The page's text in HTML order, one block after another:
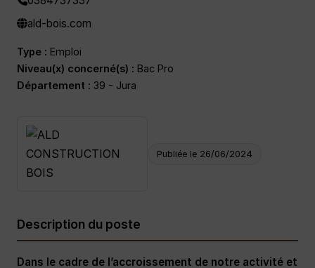
ald-bois.com
Type : Emploi
Niveau(x) concerné(s) : Bac Pro
Département : 39 - Jura
Publiée le 26/06/2024
Description du poste
Dans le cadre de l’accroissement de notre activité et